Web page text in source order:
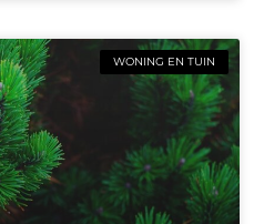
WONING EN TUIN